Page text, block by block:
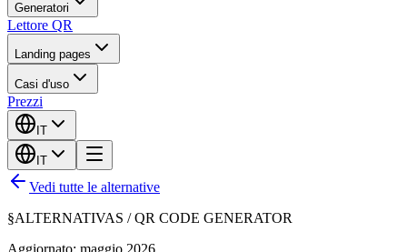
Generatori
Lettore QR
Landing pages
Casi d'uso
Prezzi
IT
IT
Vedi tutte le alternative
§ALTERNATIVAS /QR CODE GENERATOR
Aggiornato: maggio 2026